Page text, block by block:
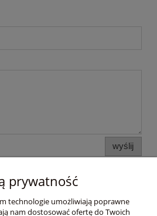
wyślij
Pomoc
prywatność
technologie umożliwiają poprawne
nam dostosować ofertę do Twoich